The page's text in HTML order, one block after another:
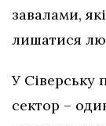
завалами,
лишатися
У Сіверську
сектор –